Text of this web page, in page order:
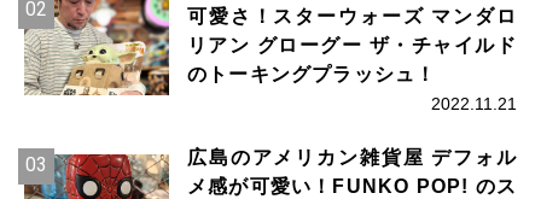
可愛さ！スターウォーズ マンダロ
リアン グローグー ザ・チャイルド
のトーキングプラッシュ！
2022.11.21
広島のアメリカン雑貨屋 デフォル
メ感が可愛い！FUNKO POP! のス